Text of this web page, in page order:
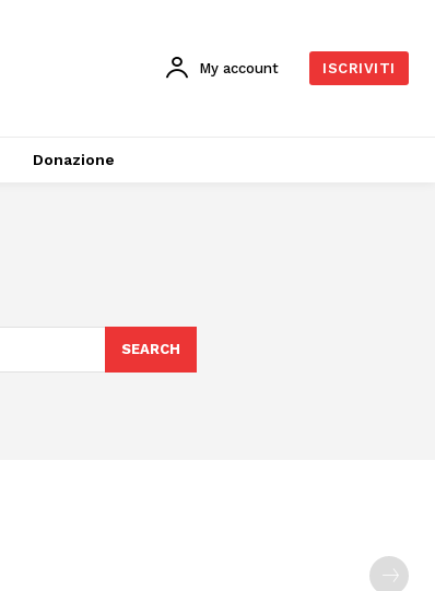
My account ISCRIVITI
Donazione
SEARCH